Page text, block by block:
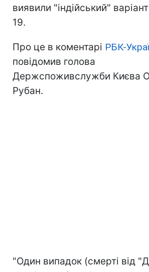
виявили "індійський"
19.
Про це в коментарі РБК-
повідомив голова
Держспоживслужби Києва
Рубан.
"Один випадок (смерті від